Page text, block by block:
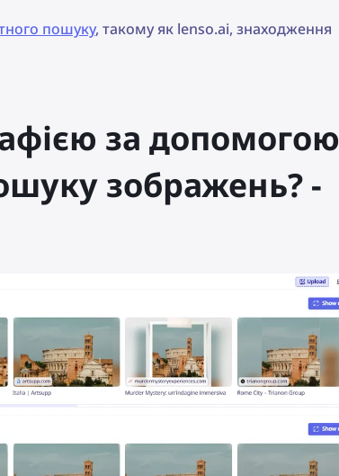
пошуку, такому як lenso.ai, знаходження
за допомогою
зображень? -